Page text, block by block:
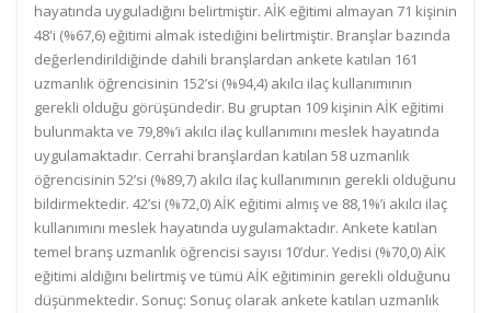
hayatında uyguladığını belirtmiştir. AİK eğitimi almayan 71 kişinin
48'i (%67,6) eğitimi almak istediğini belirtmiştir. Branşlar bazında
değerlendirildiğinde dahili branşlardan ankete katılan 161
uzmanlık öğrencisinin 152’si (%94,4) akılcı ilaç kullanımının
gerekli olduğu görüşündedir. Bu gruptan 109 kişinin AİK eğitimi
bulunmakta ve 79,8%’i akılcı ilaç kullanımını meslek hayatında
uygulamaktadır. Cerrahi branşlardan katılan 58 uzmanlık
öğrencisinin 52’si (%89,7) akılcı ilaç kullanımının gerekli olduğunu
bildirmektedir. 42’si (%72,0) AİK eğitimi almış ve 88,1%’i akılcı ilaç
kullanımını meslek hayatında uygulamaktadır. Ankete katılan
temel branş uzmanlık öğrencisi sayısı 10’dur. Yedisi (%70,0) AİK
eğitimi aldığını belirtmiş ve tümü AİK eğitiminin gerekli olduğunu
düşünmektedir. Sonuç: Sonuç olarak ankete katılan uzmanlık